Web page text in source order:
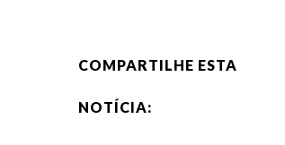
COMPARTILHE ESTA
NOTÍCIA: